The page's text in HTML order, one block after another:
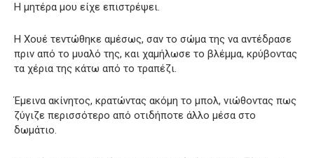
Η μητέρα μου είχε επιστρέψει.
Η Χουέ τεντώθηκε αμέσως, σαν το σώμα της να αντέδρασε
πριν από το μυαλό της, και χαμήλωσε το βλέμμα, κρύβοντας
τα χέρια της κάτω από το τραπέζι.
Έμεινα ακίνητος, κρατώντας ακόμη το μπολ, νιώθοντας πως
ζύγιζε περισσότερο από οτιδήποτε άλλο μέσα στο
δωμάτιο.